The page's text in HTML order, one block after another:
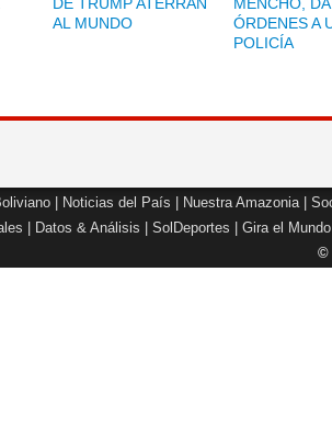
AL MUNDO
ÓRDENES A
POLICÍA
Noticias del País Nuestra Amazonia|
Datos & Análisis SolDeportes Gira el Mundo
©